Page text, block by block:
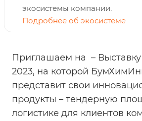
экосистемы компании.
Подробнее об экосистеме
Приглашаем на –
2023, на которой
представит свои
продукты – тендерную
логистике для клиентов